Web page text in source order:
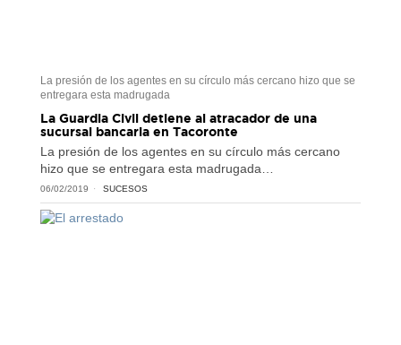
La presión de los agentes en su círculo más cercano hizo que se
entregara esta madrugada
La Guardia Civil detiene al atracador de una
sucursal bancaria en Tacoronte
La presión de los agentes en su círculo más cercano
hizo que se entregara esta madrugada…
06/02/2019 SUCESOS